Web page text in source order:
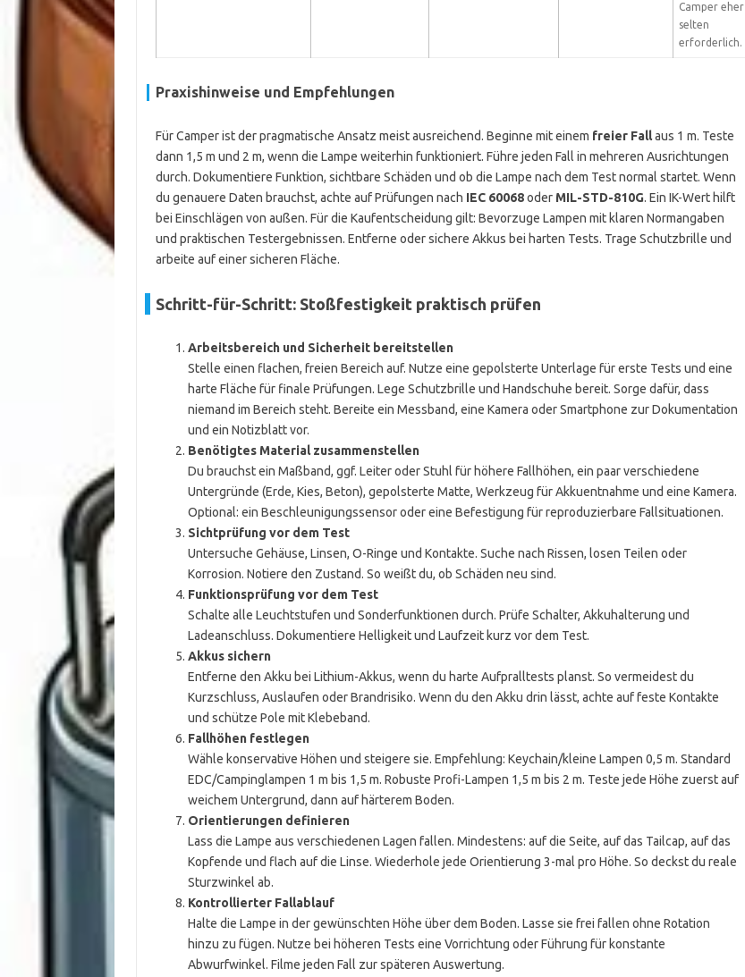
Camper eher
selten
erforderlich.
Praxishinweise und Empfehlungen
Für Camper ist der pragmatische Ansatz meist ausreichend. Beginne mit einem freier Fallaus 1 m. Teste
dann 1,5 m und 2 m, wenn die Lampe weiterhin funktioniert. Führe jeden Fall in mehreren Ausrichtungen
durch. Dokumentiere Funktion, sichtbare Schäden und ob die Lampe nach dem Test normal startet. Wenn
du genauere Daten brauchst, achte auf Prüfungen nach IEC 60068oder MIL-STD-810G. Ein IK-Wert hilft
bei Einschlägen von außen. Für die Kaufentscheidung gilt: Bevorzuge Lampen mit klaren Normangaben
und praktischen Testergebnissen. Entferne oder sichere Akkus bei harten Tests. Trage Schutzbrille und
arbeite auf einer sicheren Fläche.
Schritt-für-Schritt: Stoßfestigkeit praktisch prüfen
Arbeitsbereich und Sicherheit bereitstellen
Stelle einen flachen, freien Bereich auf. Nutze eine gepolsterte Unterlage für erste Tests und eine
harte Fläche für finale Prüfungen. Lege Schutzbrille und Handschuhe bereit. Sorge dafür, dass
niemand im Bereich steht. Bereite ein Messband, eine Kamera oder Smartphone zur Dokumentation
und ein Notizblatt vor.
Benötigtes Material zusammenstellen
Du brauchst ein Maßband, ggf. Leiter oder Stuhl für höhere Fallhöhen, ein paar verschiedene
Untergründe (Erde, Kies, Beton), gepolsterte Matte, Werkzeug für Akkuentnahme und eine Kamera.
Optional: ein Beschleunigungssensor oder eine Befestigung für reproduzierbare Fallsituationen.
Sichtprüfung vor dem Test
Untersuche Gehäuse, Linsen, O-Ringe und Kontakte. Suche nach Rissen, losen Teilen oder
Korrosion. Notiere den Zustand. So weißt du, ob Schäden neu sind.
Funktionsprüfung vor dem Test
Schalte alle Leuchtstufen und Sonderfunktionen durch. Prüfe Schalter, Akkuhalterung und
Ladeanschluss. Dokumentiere Helligkeit und Laufzeit kurz vor dem Test.
Akkus sichern
Entferne den Akku bei Lithium-Akkus, wenn du harte Aufpralltests planst. So vermeidest du
Kurzschluss, Auslaufen oder Brandrisiko. Wenn du den Akku drin lässt, achte auf feste Kontakte
und schütze Pole mit Klebeband.
Fallhöhen festlegen
Wähle konservative Höhen und steigere sie. Empfehlung: Keychain/kleine Lampen 0,5 m. Standard
EDC/Campinglampen 1 m bis 1,5 m. Robuste Profi-Lampen 1,5 m bis 2 m. Teste jede Höhe zuerst auf
weichem Untergrund, dann auf härterem Boden.
Orientierungen definieren
Lass die Lampe aus verschiedenen Lagen fallen. Mindestens: auf die Seite, auf das Tailcap, auf das
Kopfende und flach auf die Linse. Wiederhole jede Orientierung 3-mal pro Höhe. So deckst du reale
Sturzwinkel ab.
Kontrollierter Fallablauf
Halte die Lampe in der gewünschten Höhe über dem Boden. Lasse sie frei fallen ohne Rotation
hinzu zu fügen. Nutze bei höheren Tests eine Vorrichtung oder Führung für konstante
Abwurfwinkel. Filme jeden Fall zur späteren Auswertung.